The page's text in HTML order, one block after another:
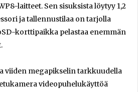
laitteet. Sen sisuksista löytyy 1,2
ja tallennustilaa on tarjolla
korttipaikka pelastaa enemmän
viiden megapikselin tarkkuudella
videopuhelukäyttöä